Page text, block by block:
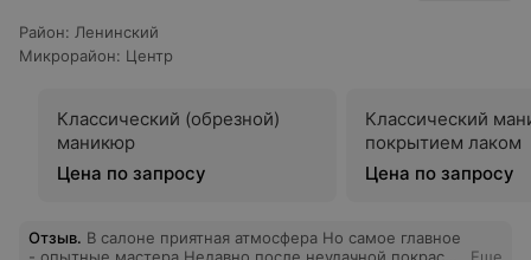
Район: Ленинский
Микрорайон: Центр
Классический (обрезной)
маникюр
Цена по запросу
Классический
покрытием лаком
Цена по запросу
Отзыв. В салоне приятная атмосфера Но самое главное